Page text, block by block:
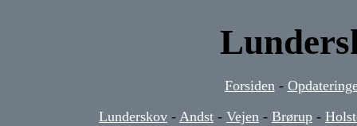
Forsiden -
Lunderskov - Andst - Vejen - Brørup -